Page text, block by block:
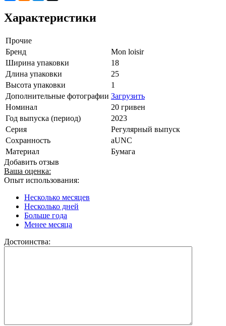
Характеристики
Прочие
Бренд
Mon loisir
Ширина упаковки
18
Длина упаковки
25
Высота упаковки
1
Дополнительные фотографии Загрузить
Номинал
20 гривен
Год выпуска (период)
2023
Серия
Регулярный выпуск
Сохранность
aUNC
Материал
Бумага
Добавить отзыв
Ваша оценка:
Опыт использования:
Несколько месяцев
Несколько дней
Больше года
Менее месяца
Достоинства: